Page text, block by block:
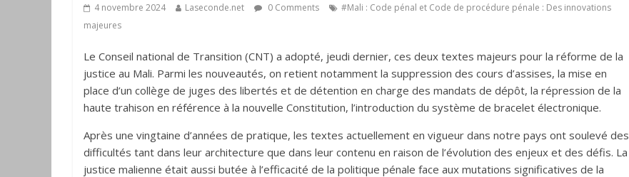
4 novembre 2024 Laseconde.net 0 Comments
#Mali : Code pénal et Code de procédure pénale : Des innovations
majeures
Le Conseil national de Transition (CNT) a adopté, jeudi dernier, ces deux textes majeurs pour la réforme de la
justice au Mali. Parmi les nouveautés, on retient notamment la suppression des cours d’assises, la mise en
place d’un collège de juges des libertés et de détention en charge des mandats de dépôt, la répression de la
haute trahison en référence à la nouvelle Constitution, l’introduction du système de bracelet électronique.
Après une vingtaine d’années de pratique, les textes actuellement en vigueur dans notre pays ont soulevé des
difficultés tant dans leur architecture que dans leur contenu en raison de l’évolution des enjeux et des défis. La
justice malienne était aussi butée à l’efficacité de la politique pénale face aux mutations significatives de la